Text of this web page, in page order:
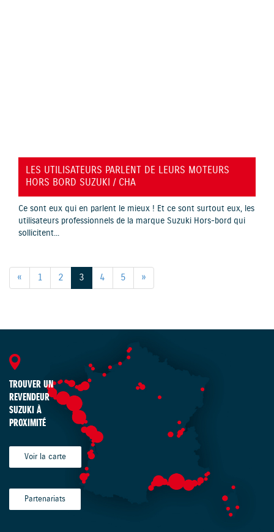
YouTube is disabled. Allow
LES UTILISATEURS PARLENT DE LEURS MOTEURS
HORS BORD SUZUKI / CHA
Ce sont eux qui en parlent le mieux ! Et ce sont surtout eux, les
utilisateurs professionnels de la marque Suzuki Hors-bord qui
sollicitent...
« 1 2 3 4 5 »
TROUVER UN
REVENDEUR
SUZUKI À
PROXIMITÉ
Voir la carte
Partenariats